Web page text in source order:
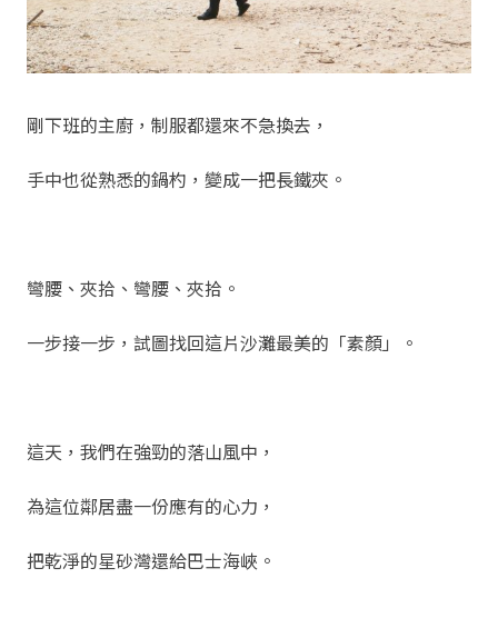
剛下班的主廚，制服都還來不急換去，
手中也從熟悉的鍋杓，變成一把長鐵夾。
彎腰、夾拾、彎腰、夾拾。
一步接一步，試圖找回這片沙灘最美的「素顏」。
這天，我們在強勁的落山風中，
為這位鄰居盡一份應有的心力，
把乾淨的星砂灣還給巴士海峽。